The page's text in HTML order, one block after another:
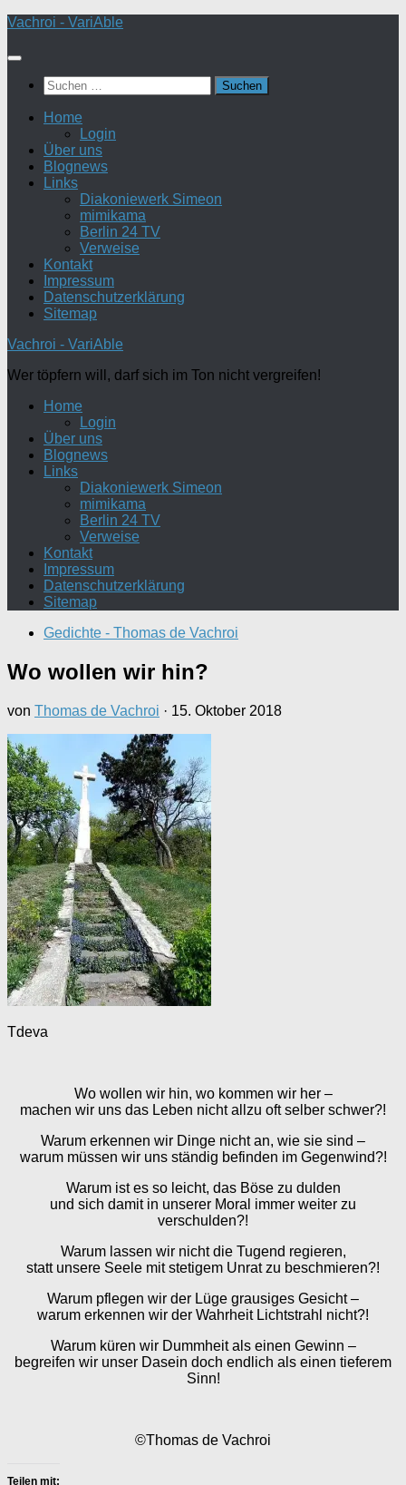
Zum
springen
Vachroi - VariAble
Suchen
nach:
Home
Login
Über uns
Blognews
Links
Diakoniewerk Simeon
mimikama
Berlin 24 TV
Verweise
Kontakt
Impressum
Datenschutzerklärung
Sitemap
Vachroi - VariAble
Wer töpfern will, darf sich im Ton nicht vergreifen!
Home
Login
Über uns
Blognews
Links
Diakoniewerk Simeon
mimikama
Berlin 24 TV
Verweise
Kontakt
Impressum
Datenschutzerklärung
Sitemap
Gedichte - Thomas de Vachroi
Wo wollen wir hin?
von Thomas de Vachroi · 15. Oktober 2018
Tdeva
Wo wollen wir hin, wo kommen wir her –
machen wir uns das Leben nicht allzu oft selber schwer?!
Warum erkennen wir Dinge nicht an, wie sie sind –
warum müssen wir uns ständig befinden im Gegenwind?!
Warum ist es so leicht, das Böse zu dulden
und sich damit in unserer Moral immer weiter zu
verschulden?!
Warum lassen wir nicht die Tugend regieren,
statt unsere Seele mit stetigem Unrat zu beschmieren?!
Warum pflegen wir der Lüge grausiges Gesicht –
warum erkennen wir der Wahrheit Lichtstrahl nicht?!
Warum küren wir Dummheit als einen Gewinn –
begreifen wir unser Dasein doch endlich als einen tieferem
Sinn!
©Thomas de Vachroi
Teilen mit: